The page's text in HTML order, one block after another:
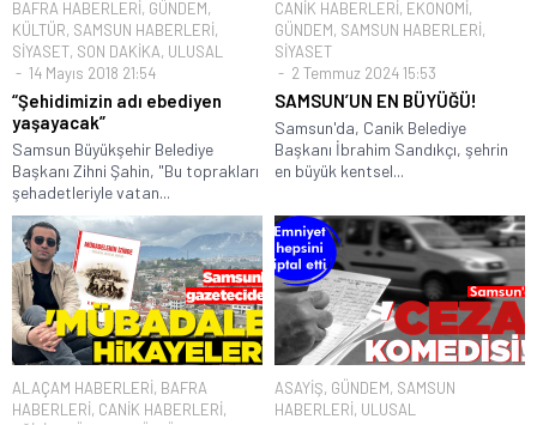
BAFRA HABERLERİ, GÜNDEM,
KÜLTÜR, SAMSUN HABERLERİ,
SİYASET, SON DAKİKA, ULUSAL
14 Mayıs 2018 21:54
“Şehidimizin adı ebediyen
yaşayacak”
Samsun Büyükşehir Belediye
Başkanı Zihni Şahin, "Bu toprakları
şehadetleriyle vatan...
CANİK HABERLERİ, EKONOMİ,
GÜNDEM, SAMSUN HABERLERİ,
SİYASET
2 Temmuz 2024 15:53
SAMSUN’UN EN BÜYÜĞÜ!
Samsun'da, Canik Belediye
Başkanı İbrahim Sandıkçı, şehrin
en büyük kentsel...
ALAÇAM HABERLERİ, BAFRA
HABERLERİ, CANİK HABERLERİ,
ASAYİŞ, GÜNDEM, SAMSUN
HABERLERİ, ULUSAL